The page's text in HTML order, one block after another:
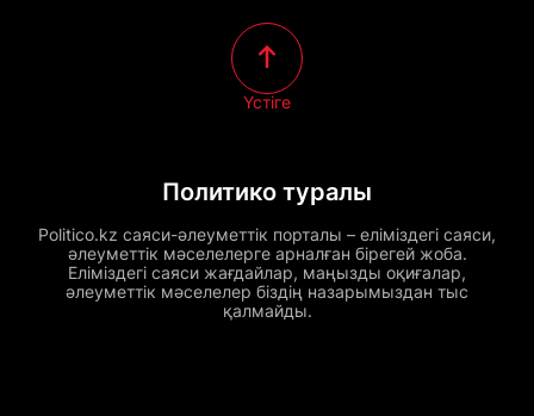
Политико туралы
Politico.kz саяси-әлеуметтік порталы – еліміздегі саяси,
әлеуметтік мәселелерге арналған бірегей жоба.
Еліміздегі саяси жағдайлар, маңызды оқиғалар,
әлеуметтік мәселелер біздің назарымыздан тыс
қалмайды.
Үстіге